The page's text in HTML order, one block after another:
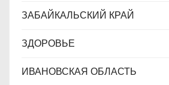
ЗАБАЙКАЛЬСКИЙ КРАЙ
ЗДОРОВЬЕ
ИВАНОВСКАЯ ОБЛАСТЬ